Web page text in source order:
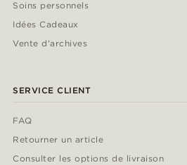
Soins personnels
Idées Cadeaux
Vente d'archives
SERVICE CLIENT
FAQ
Retourner un article
Consulter les options de livraison